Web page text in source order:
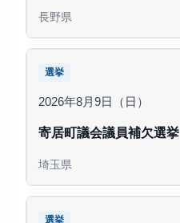
長野県
選挙
2026年8月9日（日）
寄居町議会議員補欠選挙
埼玉県
選挙